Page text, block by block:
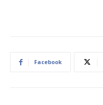
Facebook